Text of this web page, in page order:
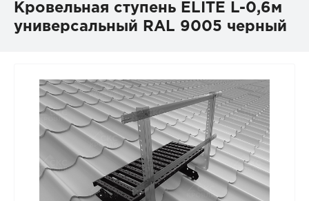
Кровельная ступень ELITE L-0,6м
универсальный RAL 9005 черный